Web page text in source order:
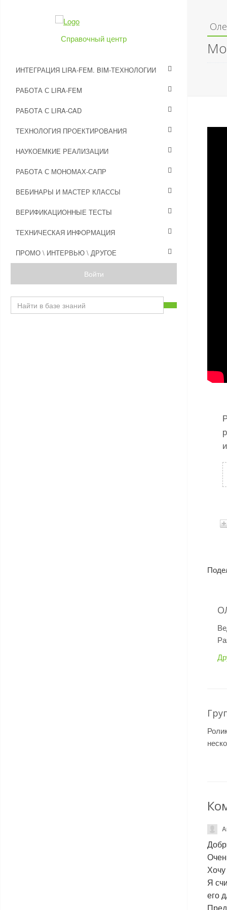
Справочный центр
ИНТЕГРАЦИЯ LIRA-FEM. BIM-ТЕХНОЛОГИИ
РАБОТА С LIRA-FEM
РАБОТА С LIRA-CAD
ТЕХНОЛОГИЯ ПРОЕКТИРОВАНИЯ
НАУКОЕМКИЕ РЕАЛИЗАЦИИ
РАБОТА С МОНОМАХ-САПР
ВЕБИНАРЫ И МАСТЕР КЛАССЫ
ВЕРИФИКАЦИОННЫЕ ТЕСТЫ
ТЕХНИЧЕСКАЯ ИНФОРМАЦИЯ
ПРОМО \ ИНТЕРВЬЮ \ ДРУГОЕ
Войти
Я
его